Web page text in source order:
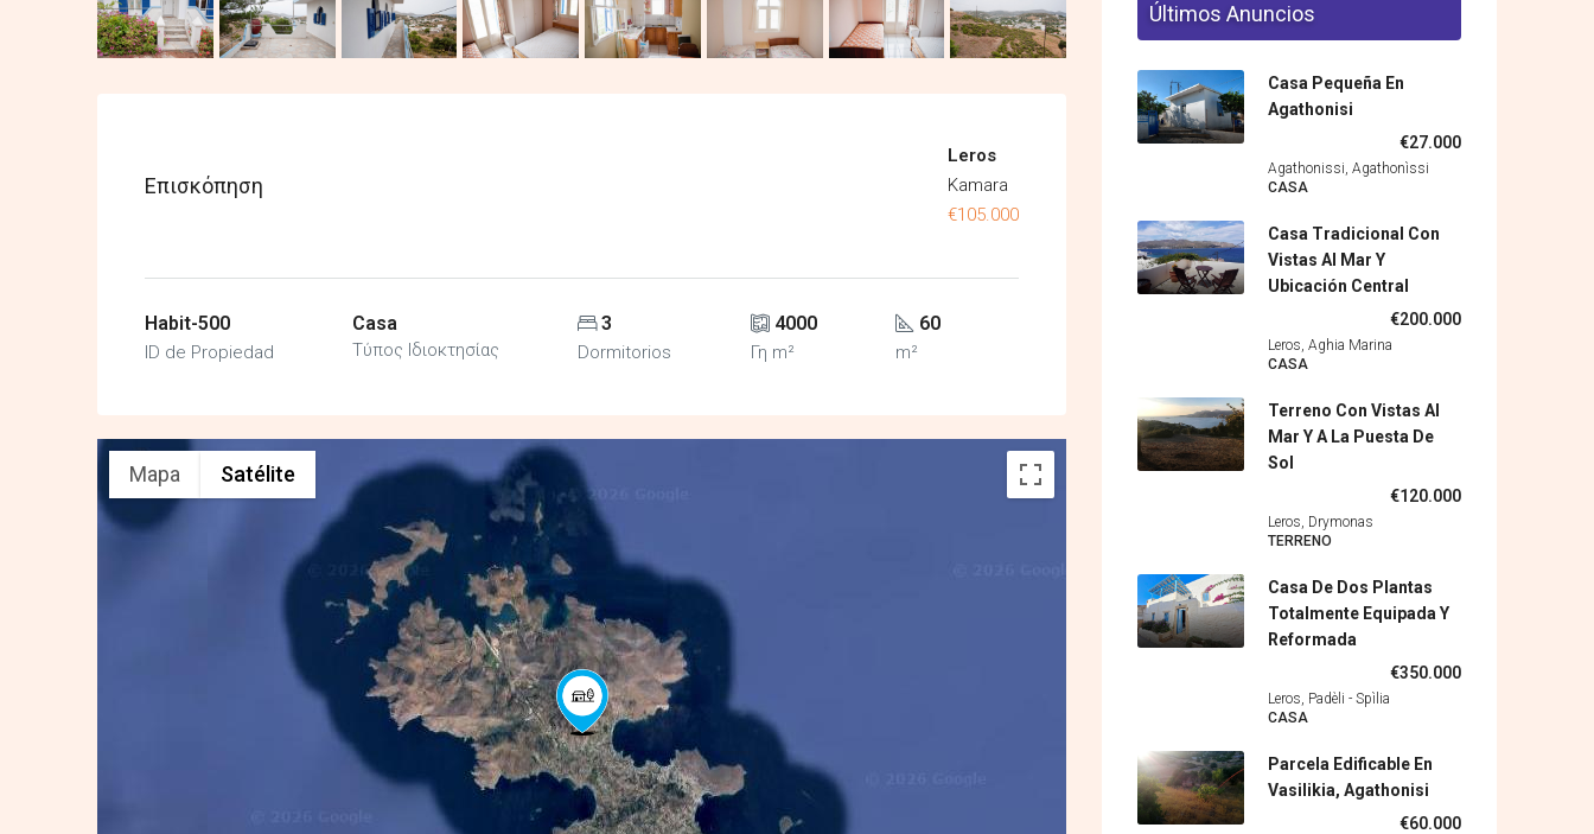
Επισκόπηση
Leros
Kamara
€105.000
Habit-500
ID de Propiedad
Casa
Τύπος Ιδιοκτησίας
3
Dormitorios
4000
Γη m²
60
m²
Mapa Satélite
Últimos Anuncios
Casa Pequeña En
Agathonisi
€27.000
Agathonissi, Agathonìssi
CASA
Casa Tradicional Con
Vistas Al Mar Y
Ubicación Central
€200.000
Leros, Aghia Marina
CASA
Terreno Con Vistas Al
Mar Y A La Puesta De
Sol
€120.000
Leros, Drymonas
TERRENO
Casa De Dos Plantas
Totalmente Equipada Y
Reformada
€350.000
Leros, Padèli - Spìlia
CASA
Parcela Edificable En
Vasilikia, Agathonisi
€60.000